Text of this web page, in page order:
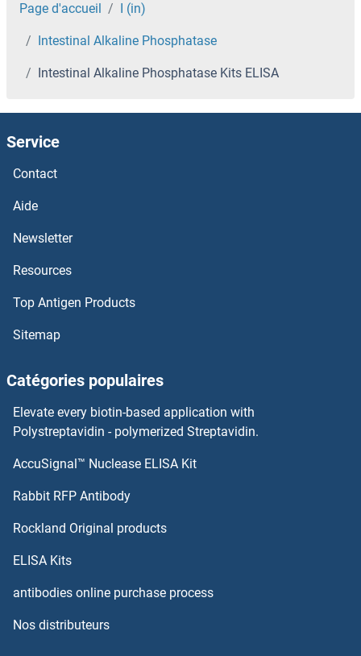
Interferon Regulatory Factor 2 Kits ELISA
Interferon gamma Kits ELISA
Integrin, alpha 3 Kits ELISA
Integrin beta 7 Kits ELISA
Integrin beta 5 Kits ELISA
Integrin beta 1 Kits ELISA
INTS8 Kits ELISA
Inversin Kits ELISA
Involucrin Kits ELISA
Page d'accueil I (in)
Intestinal Alkaline Phosphatase
Intestinal Alkaline Phosphatase Kits ELISA
Service
Contact
Aide
Newsletter
Resources
Top Antigen Products
Sitemap
Catégories populaires
Elevate every biotin-based application with
Polystreptavidin - polymerized Streptavidin.
AccuSignal™ Nuclease ELISA Kit
Rabbit RFP Antibody
Rockland Original products
ELISA Kits
antibodies online purchase process
Nos distributeurs